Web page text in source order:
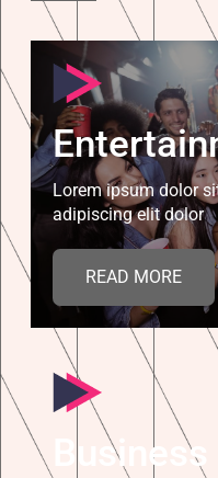
Lorem ipsum dolor
adipiscing elit dolor
READ MORE
Business